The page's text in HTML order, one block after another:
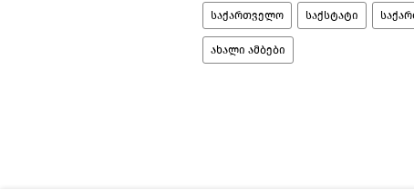
საქართველო საქსტატი
ახალი ამბები